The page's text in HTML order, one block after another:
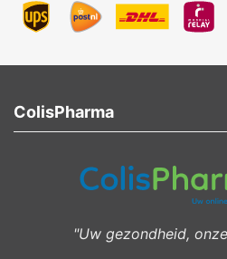
ColisPharma
"Uw gezondheid,